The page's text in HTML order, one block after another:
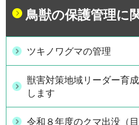
鳥獣の保護管理に
ツキノワグマの管理
獣害対策地域リーダー育
します
令和８年度のクマ出没（